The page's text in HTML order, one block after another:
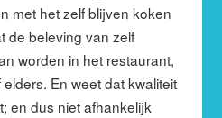
met het zelf blijven koken
de beleving van zelf
worden in het restaurant,
En weet dat kwaliteit
en dus niet afhankelijk